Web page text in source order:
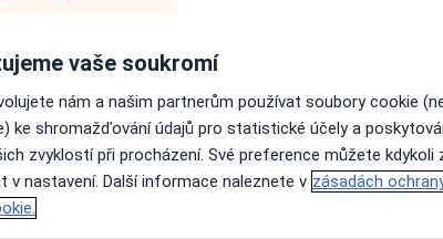
Názory pacientů
nejsou k dispozici
informace o svých službách.
vaše soukromí
nám a našim partnerům používat soubory cookie
ke shromažďování údajů pro statistické účely a
zvyklostí při procházení. Své preference můžete
v nastavení. Další informace naleznete v zásadách